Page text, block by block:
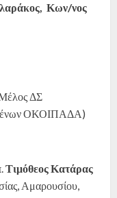
Κων/νος
ΔΣ
ΟΚΟΙΠΑΔΑ)
Τιμόθεος Κατάρας
Αμαρουσίου,